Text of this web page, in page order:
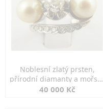
Noblesní zlatý prsten,
přírodní diamanty a mořské
perly
40 000 Kč